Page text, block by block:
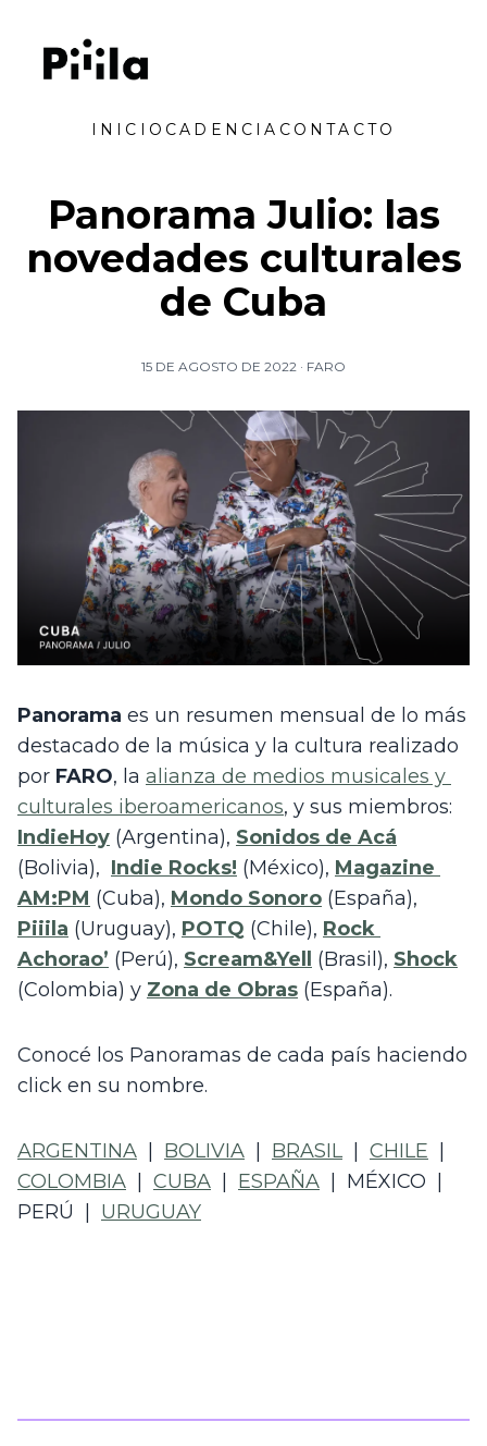
INICIO CADENCIA CONTACTO
Panorama Julio: las
novedades culturales
de Cuba
15 DE AGOSTO DE 2022 · FARO
Panorama es un resumen mensual de lo más
destacado de la música y la cultura realizado
por FARO, la alianza de medios musicales y
culturales iberoamericanos
IndieHoy (Argentina), Sonidos de Acá
(Bolivia), Indie Rocks! (México), Magazine
AM:PM (Cuba), Mondo Sonoro
Piiila (Uruguay), POTQ (Chile), Rock
Achorao’ (Perú), Scream&Yell (Brasil), Shock
(Colombia) y Zona de Obras (España).
Conocé los Panoramas de cada país haciendo
click en su nombre.
ARGENTINA BOLIVIA BRASIL CHILE
COLOMBIA
CUBA ESPAÑA
  |  MÉXICO  |
PERÚ  | URUGUAY